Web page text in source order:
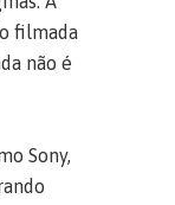
filmada
não é
Sony,